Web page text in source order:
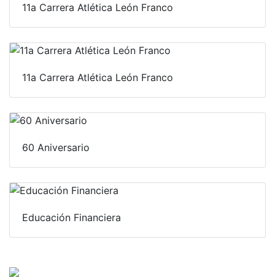
11a Carrera Atlética León Franco
11a Carrera Atlética León Franco
60 Aniversario
Educación Financiera